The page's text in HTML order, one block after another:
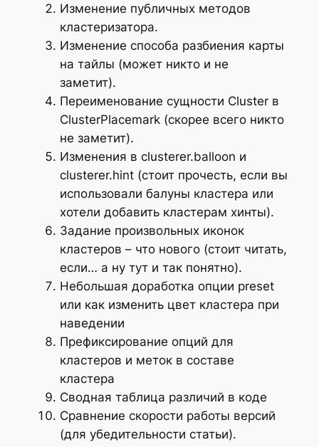
Изменение публичных методов
кластеризатора.
Изменение способа разбиения карты
на тайлы (может никто и не
заметит).
Переименование сущности Cluster в
ClusterPlacemark (скорее всего никто
не заметит).
Изменения в clusterer.balloon и
clusterer.hint (стоит прочесть, если вы
использовали балуны кластера или
хотели добавить кластерам хинты).
Задание произвольных иконок
кластеров – что нового (стоит читать,
если… а ну тут и так понятно).
Небольшая доработка опции preset
или как изменить цвет кластера при
наведении
Префиксирование опций для
кластеров и меток в составе
кластера
Сводная таблица различий в коде
Сравнение скорости работы версий
(для убедительности статьи).